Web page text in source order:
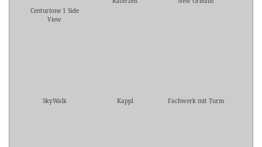
Centurione 1 Side
View
SkyWalk Kappl Fachwerk mit Turm